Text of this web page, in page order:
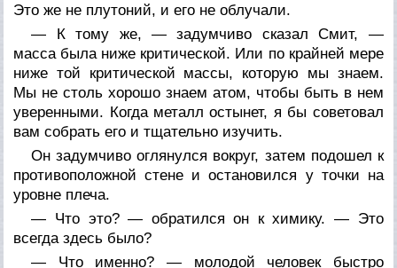
Это же не плутоний, и его не облучали.
— К тому же, — задумчиво сказал Смит, —
масса была ниже критической. Или по крайней мере
ниже той критической массы, которую мы знаем.
Мы не столь хорошо знаем атом, чтобы быть в нем
уверенными. Когда металл остынет, я бы советовал
вам собрать его и тщательно изучить.
Он задумчиво оглянулся вокруг, затем подошел к
противоположной стене и остановился у точки на
уровне плеча.
— Что это? — обратился он к химику. — Это
всегда здесь было?
— Что именно? — молодой человек быстро